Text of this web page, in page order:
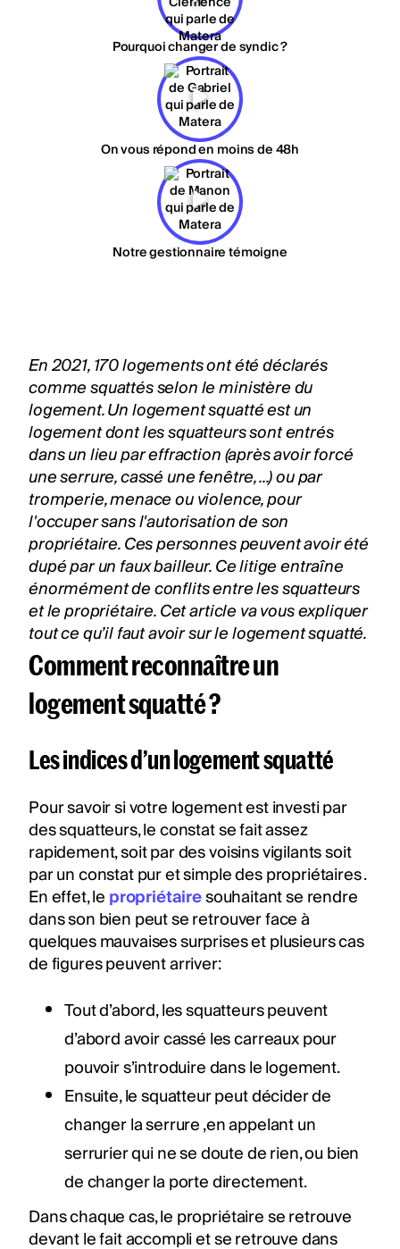
Pourquoi changer de syndic ?
On vous répond en moins de 48h
Notre gestionnaire témoigne
En 2021, 170 logements ont été déclarés
comme squattés selon le ministère du
logement. Un logement squatté est un
logement dont les squatteurs sont entrés
dans un lieu par effraction (après avoir forcé
une serrure, cassé une fenêtre, ...) ou par
tromperie, menace ou violence, pour
l'occuper sans l'autorisation de son
propriétaire. Ces personnes peuvent avoir été
dupé par un faux bailleur. Ce litige entraîne
énormément de conflits entre les squatteurs
et le propriétaire. Cet article va vous expliquer
tout ce qu’il faut avoir sur le logement squatté.
Comment reconnaître un
logement squatté ?
Les indices d’un logement squatté
Pour savoir si votre logement est investi par
des squatteurs, le constat se fait assez
rapidement, soit par des voisins vigilants soit
par un constat pur et simple des propriétaires .
En effet, lepropriétairesouhaitant se rendre
dans son bien peut se retrouver face à
quelques mauvaises surprises et plusieurs cas
de figures peuvent arriver:
Tout d’abord, les squatteurs peuvent
d’abord avoir cassé les carreaux pour
pouvoir s’introduire dans le logement.
Ensuite, le squatteur peut décider de
changer la serrure ,en appelant un
serrurier qui ne se doute de rien, ou bien
de changer la porte directement.
Dans chaque cas, le propriétaire se retrouve
devant le fait accompli et se retrouve dans